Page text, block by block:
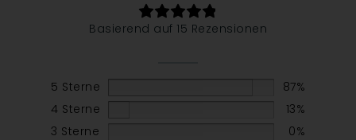
Basierend auf 15 Rezensionen
5 Sterne
87%
4 Sterne
13%
3 Sterne
0%